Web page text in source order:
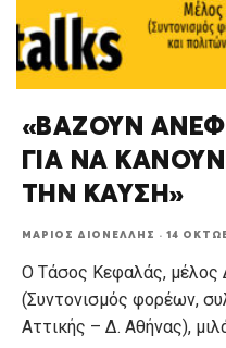
«ΒΑΖΟΥΝ
ΓΙΑ ΝΑ
ΤΗΝ ΚΑΥΣΗ»
ΜΆΡΙΟΣ ΔΙΟΝΈΛΛΗΣ · 14
Ο Τάσος Κεφαλάς,
(Συντονισμός φορέων,
Αττικής – Δ. Αθήνας),